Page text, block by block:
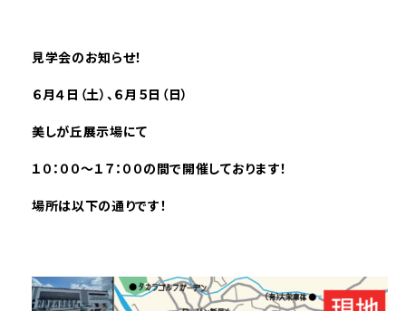
見学会のお知らせ！
６月４ 日（土） 、６月５日（日）
美しが丘展示場にて
１０：００～１７：００の間で開催しております！
場所は以下の通りです！